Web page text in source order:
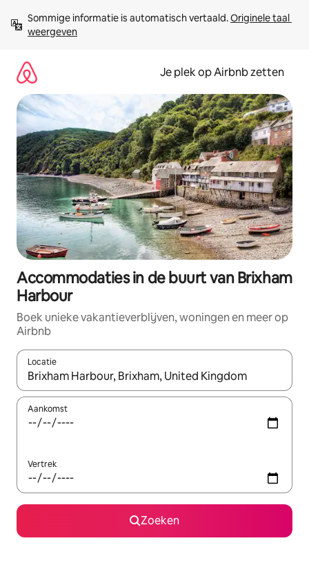
direct
naar
Sommige informatie is automatisch vertaald. Originele taal
weergeven
Je plek op Airbnb zetten
Accommodaties in de buurt van Brixham
Harbour
Boek unieke vakantieverblijven, woningen en meer op
Airbnb
Locatie
Wanneer er resultaten beschikbaar zijn, maak je een keuze
Aankomst
Vertrek
Zoeken